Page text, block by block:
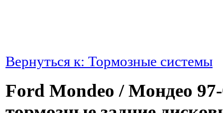
Вернуться к: Тормозные системы
Ford Mondeo / Мондео